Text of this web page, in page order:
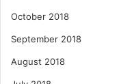
October 2018
September 2018
August 2018